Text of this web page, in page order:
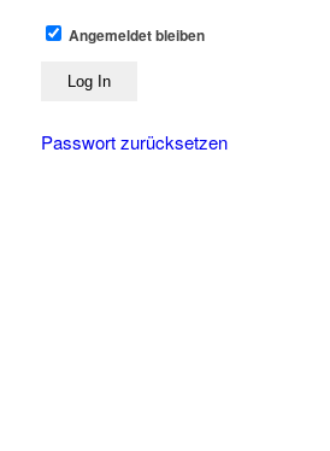
Angemeldet bleiben
Passwort zurücksetzen